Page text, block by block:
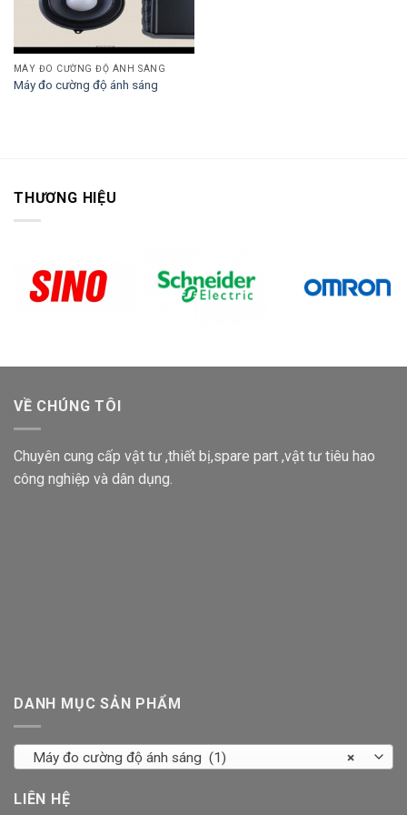
MÁY ĐO CƯỜNG ĐỘ ÁNH SÁNG
Máy đo cường độ ánh sáng
THƯƠNG HIỆU
VỀ CHÚNG TÔI
Chuyên cung cấp vật tư ,thiết bị,spare part ,vật tư tiêu hao
công nghiệp và dân dụng.
DANH MỤC SẢN PHẨM
×
Máy đo cường độ ánh sáng (1)
LIÊN HỆ